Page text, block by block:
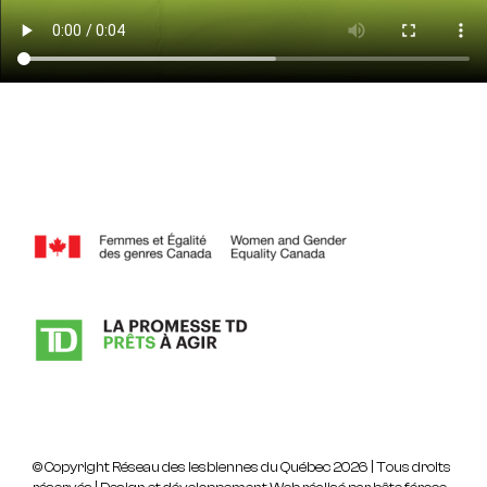
© Copyright Réseau des lesbiennes du Québec 2026 | Tous droits